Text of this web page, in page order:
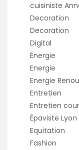
cuisiniste
Decoration
Decoration
Digital
Énergie
Energie
Energie
Entretien
Entretien
Épaviste Lyon
Equitation
Fashion